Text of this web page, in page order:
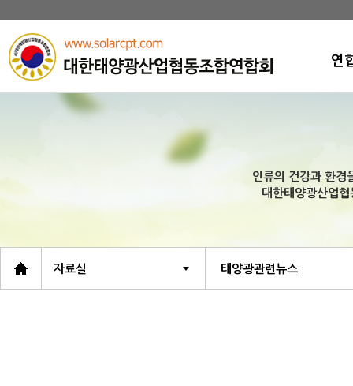
연
비
자료실 태양광관련뉴스
인류의 건강과 환경
대한태양광산업